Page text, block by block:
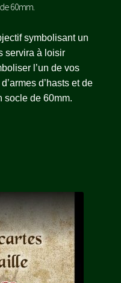
60mm.
symbolisant un
servira à loisir
l’un de vos
d’hasts et de
socle de 60mm.